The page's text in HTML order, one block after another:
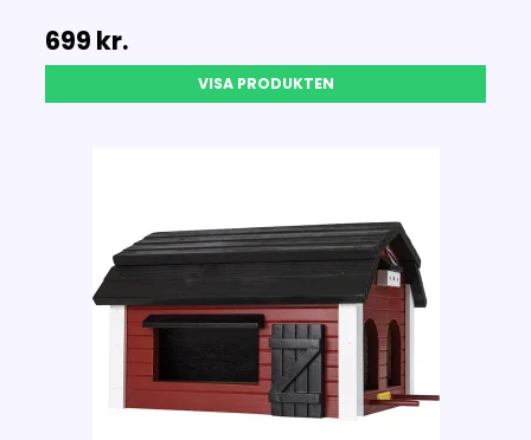
699 kr.
VISA PRODUKTEN